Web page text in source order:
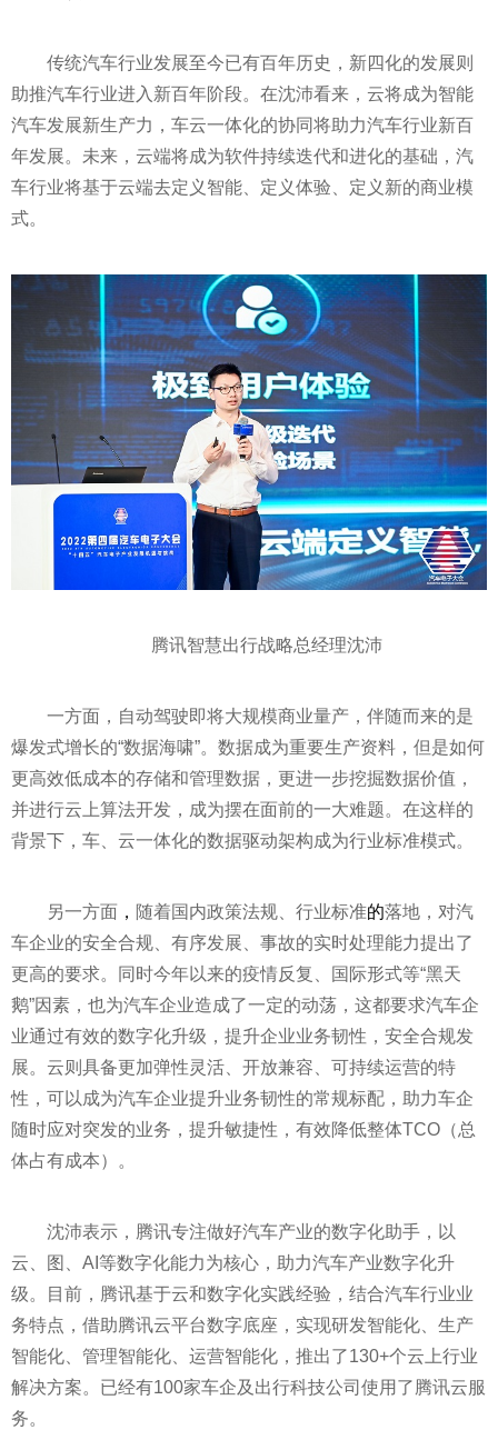
传统汽车行业发展至今已有百年历史，新四化的发展则
助推汽车行业进入新百年阶段。在沈沛看来，云将成为智能
汽车发展新生产力，车云一体化的协同将助力汽车行业新百
年发展。未来，云端将成为软件持续迭代和进化的基础，汽
车行业将基于云端去定义智能、定义体验、定义新的商业模
式。
腾讯智慧出行战略总经理沈沛
一方面，自动驾驶即将大规模商业量产，伴随而来的是
爆发式增长的“数据海啸”。数据成为重要生产资料，但是如何
更高效低成本的存储和管理数据，更进一步挖掘数据价值，
并进行云上算法开发，成为摆在面前的一大难题。在这样的
背景下，车、云一体化的数据驱动架构成为行业标准模式。
另一方面 ， 随着国内政策法规、行业标准的落地，对汽
车企业的安全合规、有序发展、事故的实时处理能力提出了
更高的要求。同时今年以来的疫情反复、国际形式等“黑天
鹅”因素，也为汽车企业造成了一定的动荡，这都要求汽车企
业通过有效的数字化升级，提升企业业务韧性 ，安全合规发
展。云则具备更加弹性灵活、开放兼容、可持续运营的特
性 ，可以成为汽车企业提升业务韧性的常规标配，助力车企
随时应对突发的业务，提升敏捷性 ，有效降低整体TCO（总
体占有成本）。
沈沛表示，腾讯专注做好汽车产业的数字化助手，以
云、图、AI等数字化能力为核心，助力汽车产业数字化升
级。目前，腾讯基于云和数字化实践经验，结合汽车行业业
务特点，借助腾讯云平台数字底座，实现研发智能化、生产
智能化、管理智能化、运营智能化，推出了130+个云上行业
解决方案。已经有100家车企及出行科技公司使用了腾讯云服
务。